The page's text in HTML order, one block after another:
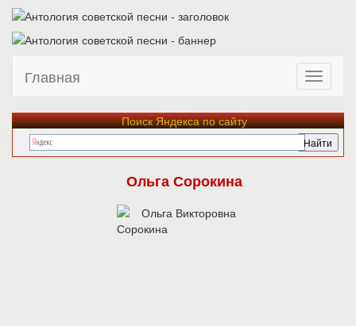
Главная
Поиск Яндекса по сайту
Ольга Сорокина